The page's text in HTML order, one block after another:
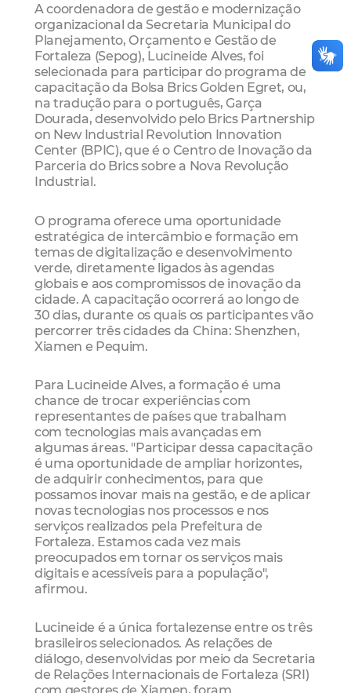
A coordenadora de gestão e modernização
organizacional da Secretaria Municipal do
Planejamento, Orçamento e Gestão de
Fortaleza (Sepog), Lucineide Alves, foi
selecionada para participar do programa de
capacitação da Bolsa Brics Golden Egret, ou,
na tradução para o português, Garça
Dourada, desenvolvido pelo Brics Partnership
on New Industrial Revolution Innovation
Center (BPIC), que é o Centro de Inovação da
Parceria do Brics sobre a Nova Revolução
Industrial.
O programa oferece uma oportunidade
estratégica de intercâmbio e formação em
temas de digitalização e desenvolvimento
verde, diretamente ligados às agendas
globais e aos compromissos de inovação da
cidade. A capacitação ocorrerá ao longo de
30 dias, durante os quais os participantes vão
percorrer três cidades da China: Shenzhen,
Xiamen e Pequim.
Para Lucineide Alves, a formação é uma
chance de trocar experiências com
representantes de países que trabalham
com tecnologias mais avançadas em
algumas áreas. "Participar dessa capacitação
é uma oportunidade de ampliar horizontes,
de adquirir conhecimentos, para que
possamos inovar mais na gestão, e de aplicar
novas tecnologias nos processos e nos
serviços realizados pela Prefeitura de
Fortaleza. Estamos cada vez mais
preocupados em tornar os serviços mais
digitais e acessíveis para a população",
afirmou.
Lucineide é a única fortalezense entre os três
brasileiros selecionados. As relações de
diálogo, desenvolvidas por meio da Secretaria
de Relações Internacionais de Fortaleza (SRI)